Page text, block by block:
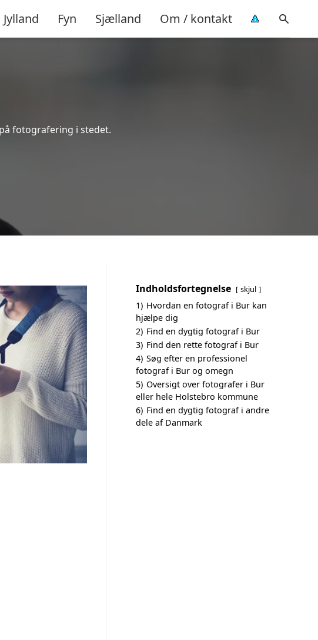
Jylland Fyn Sjælland Om / kontakt
fotografering i stedet.
Indholdsfortegnelse skjul
1) Hvordan en fotograf i Bur kan
hjælpe dig
2) Find en dygtig fotograf i Bur
3) Find den rette fotograf i Bur
4) Søg efter en professionel
fotograf i Bur og omegn
5) Oversigt over fotografer i Bur
eller hele Holstebro kommune
6) Find en dygtig fotograf i andre
dele af Danmark